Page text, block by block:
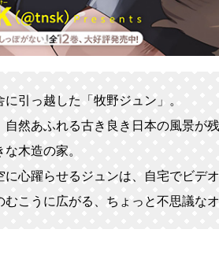
引っ越した「牧野ジュン」。
自然あふれる古き良き日本の風景が残
木造の家。
に心躍らせるジュンは、自宅でビデ
むこうに広がる、ちょっと不思議な